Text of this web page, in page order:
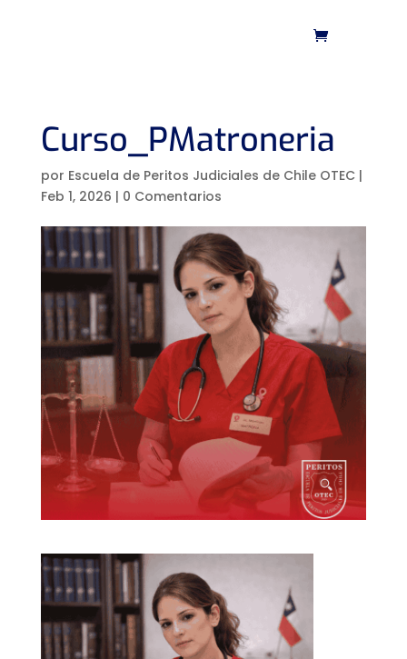
Curso_PMatroneria
por Escuela de Peritos Judiciales de Chile OTEC|
Feb 1, 2026 | 0 Comentarios